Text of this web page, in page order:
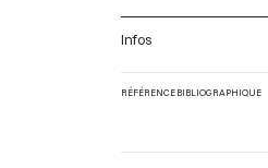
Infos
RÉFÉRENCE BIBLIOGRAPHIQUE